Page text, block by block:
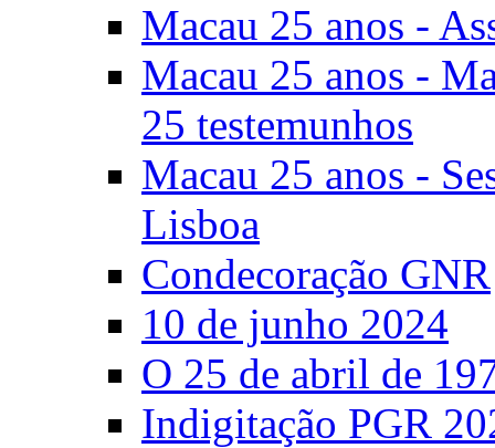
Macau 25 anos -
Macau 25 anos -
25 testemunhos
Macau 25 anos -
Lisboa
Condecoração GNR
10 de junho 2024
O 25 de abril de
Indigitação PGR